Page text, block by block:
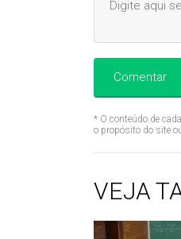
Comentar
* O conteúdo de
o propósito do site
VEJA